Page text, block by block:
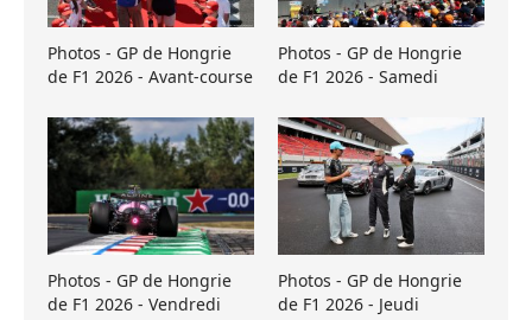
Photos - GP de Hongrie
de F1 2026 - Avant-course
Photos - GP de Hongrie
de F1 2026 - Samedi
Photos - GP de Hongrie
de F1 2026 - Vendredi
Photos - GP de Hongrie
de F1 2026 - Jeudi